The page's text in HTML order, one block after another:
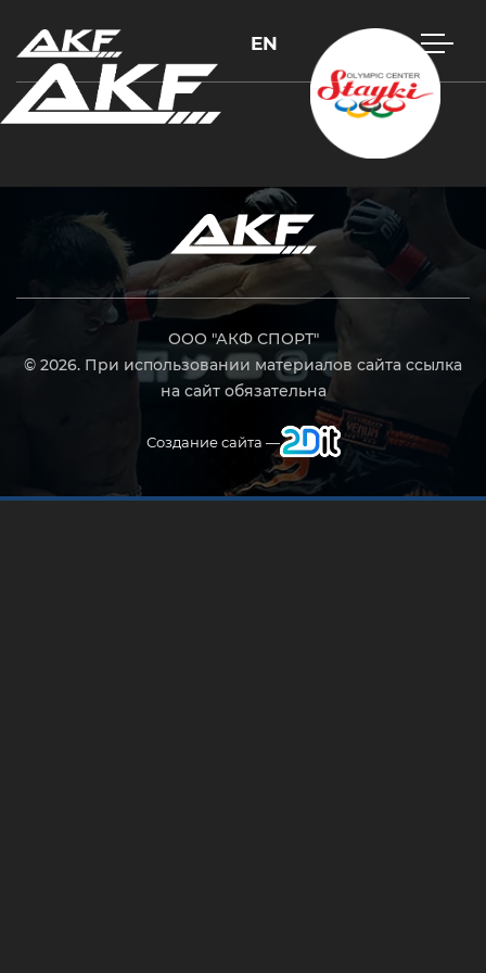
EN
ООО "АКФ СПОРТ"
© 2026. При использовании материалов сайта ссылка
на сайт обязательна
Создание сайта —
Нажмите Enter для поиска или Esc, чтобы закрыть